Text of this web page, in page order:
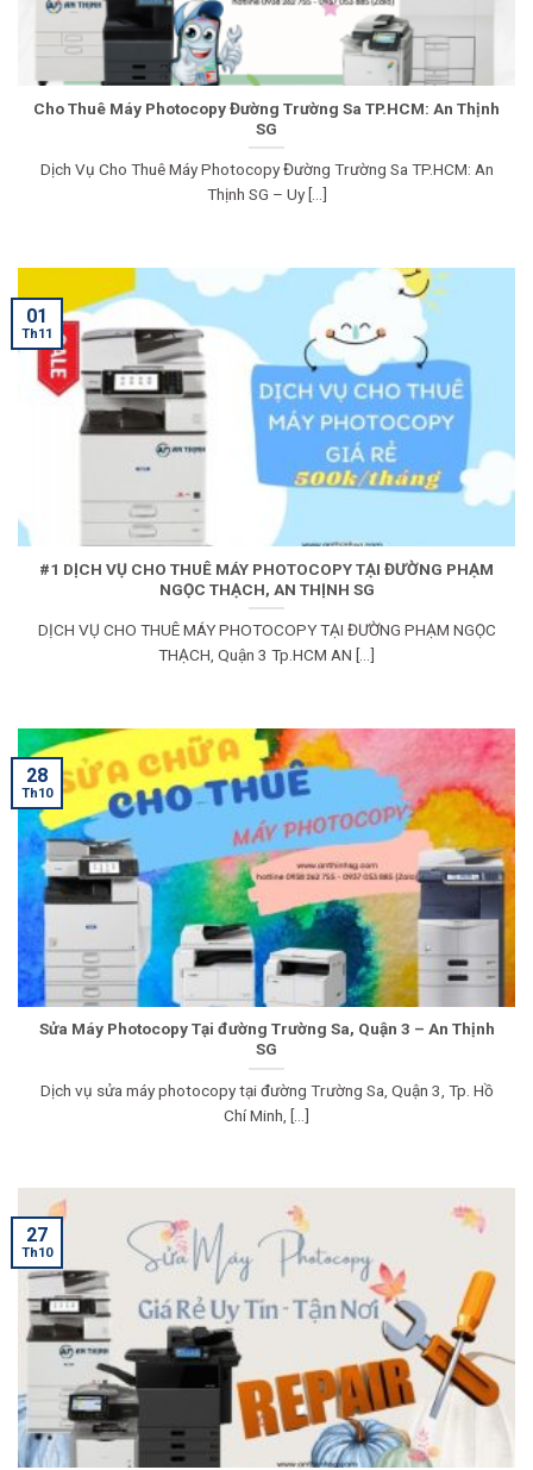
Cho Thuê Máy Photocopy Đường Trường Sa TP.HCM: An Thịnh
SG
Dịch Vụ Cho Thuê Máy Photocopy Đường Trường Sa TP.HCM: An
Thịnh SG – Uy [...]
#1 DỊCH VỤ CHO THUÊ MÁY PHOTOCOPY TẠI ĐƯỜNG PHẠM
NGỌC THẠCH, AN THỊNH SG
DỊCH VỤ CHO THUÊ MÁY PHOTOCOPY TẠI ĐƯỜNG PHẠM NGỌC
THẠCH, Quận 3 Tp.HCM AN [...]
01
Th11
Sửa Máy Photocopy Tại đường Trường Sa, Quận 3 – An Thịnh
SG
Dịch vụ sửa máy photocopy tại đường Trường Sa, Quận 3, Tp. Hồ
Chí Minh, [...]
28
Th10
27
Th10